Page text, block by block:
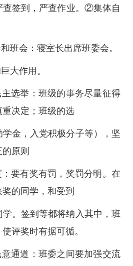
签到，严查作业。②集体自
班会：寝室长出席班委会。
大作用。
选举：班级的事务尽量征得
决定；班级的选
金，入党积极分子等），坚
原则
要有奖有罚，奖罚分明。在
的同学，和受到
。签到等都将纳入其中，班
评奖时有据可循。
通道：班委之间要加强交流